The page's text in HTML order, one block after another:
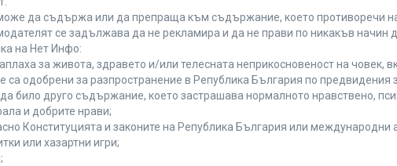
да съдържа или да препраща към съдържание, което противоречи
се задължава да не рекламира и да не прави по никакъв начин
на Нет Инфо:
за живота, здравето и/или телесната неприкосновеност на човек,
са одобрени за разпространение в Република България по предвидения
било друго съдържание, което застрашава нормалното нравствено,
и добрите нрави;
Конституцията и законите на Република България или международни
или хазартни игри;